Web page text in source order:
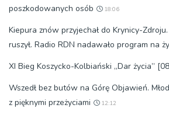
poszkodowanych osób
18:06
Kiepura znów przyjechał do Krynicy-
ruszył. Radio RDN nadawało program na
XI Bieg Koszycko-Kolbiański „Dar życia”
Wszedł bez butów na Górę Objawień.
z pięknymi przeżyciami
12:12